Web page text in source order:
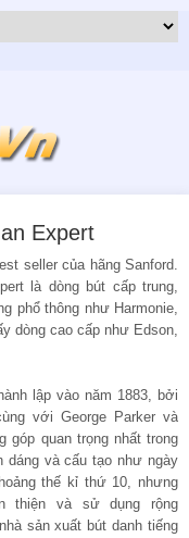
Expert
seller của hãng Sanford.
là dòng bút cấp trung,
phổ thông như Harmonie,
dòng cao cấp như Edson,
lập vào năm 1883, bởi
với George Parker và
góp quan trọng nhất trong
dáng và cấu tạo như ngày
thế kỉ thứ 10, nhưng
thiện và sử dụng rộng
sản xuất bút danh tiếng